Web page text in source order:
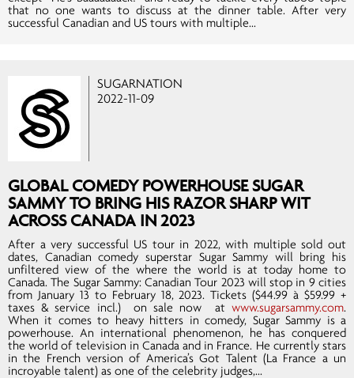
that no one wants to discuss at the dinner table. After very
successful Canadian and US tours with multiple...
SUGARNATION
2022-11-09
GLOBAL COMEDY POWERHOUSE SUGAR
SAMMY TO BRING HIS RAZOR SHARP WIT
ACROSS CANADA IN 2023
After a very successful US tour in 2022, with multiple sold out
dates, Canadian comedy superstar Sugar Sammy will bring his
unfiltered view of the where the world is at today home to
Canada. The Sugar Sammy: Canadian Tour 2023 will stop in 9 cities
from January 13 to February 18, 2023. Tickets ($44.99 à $59.99 +
taxes & service incl.) on sale now at www.sugarsammy.com.
When it comes to heavy hitters in comedy, Sugar Sammy is a
powerhouse. An international phenomenon, he has conquered
the world of television in Canada and in France. He currently stars
in the French version of America’s Got Talent (La France a un
incroyable talent) as one of the celebrity judges,...